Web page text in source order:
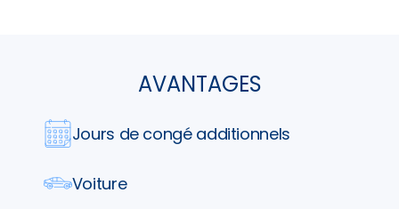
AVANTAGES
Jours de congé additionnels
Voiture